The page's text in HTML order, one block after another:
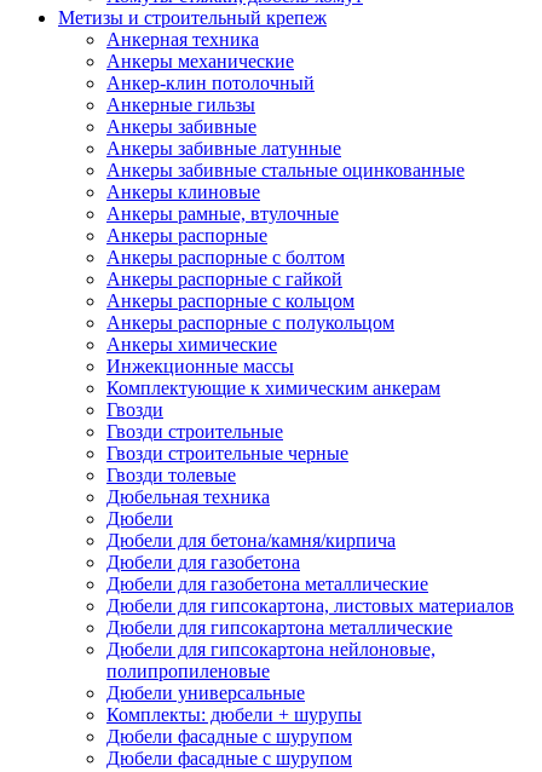
Метизы и строительный крепеж
Анкерная техника
Анкеры механические
Анкер-клин потолочный
Анкерные гильзы
Анкеры забивные
Анкеры забивные латунные
Анкеры забивные стальные оцинкованные
Анкеры клиновые
Анкеры рамные, втулочные
Анкеры распорные
Анкеры распорные с болтом
Анкеры распорные с гайкой
Анкеры распорные с кольцом
Анкеры распорные с полукольцом
Анкеры химические
Инжекционные массы
Комплектующие к химическим анкерам
Гвозди
Гвозди строительные
Гвозди строительные черные
Гвозди толевые
Дюбельная техника
Дюбели
Дюбели для бетона/камня/кирпича
Дюбели для газобетона
Дюбели для газобетона металлические
Дюбели для гипсокартона, листовых материалов
Дюбели для гипсокартона металлические
Дюбели для гипсокартона нейлоновые,
полипропиленовые
Дюбели универсальные
Комплекты: дюбели + шурупы
Дюбели фасадные с шурупом
Дюбели фасадные с шурупом